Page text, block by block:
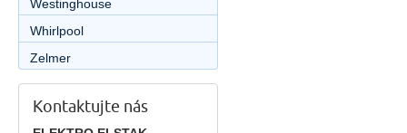
Westinghouse
Whirlpool
Zelmer
Kontaktujte nás